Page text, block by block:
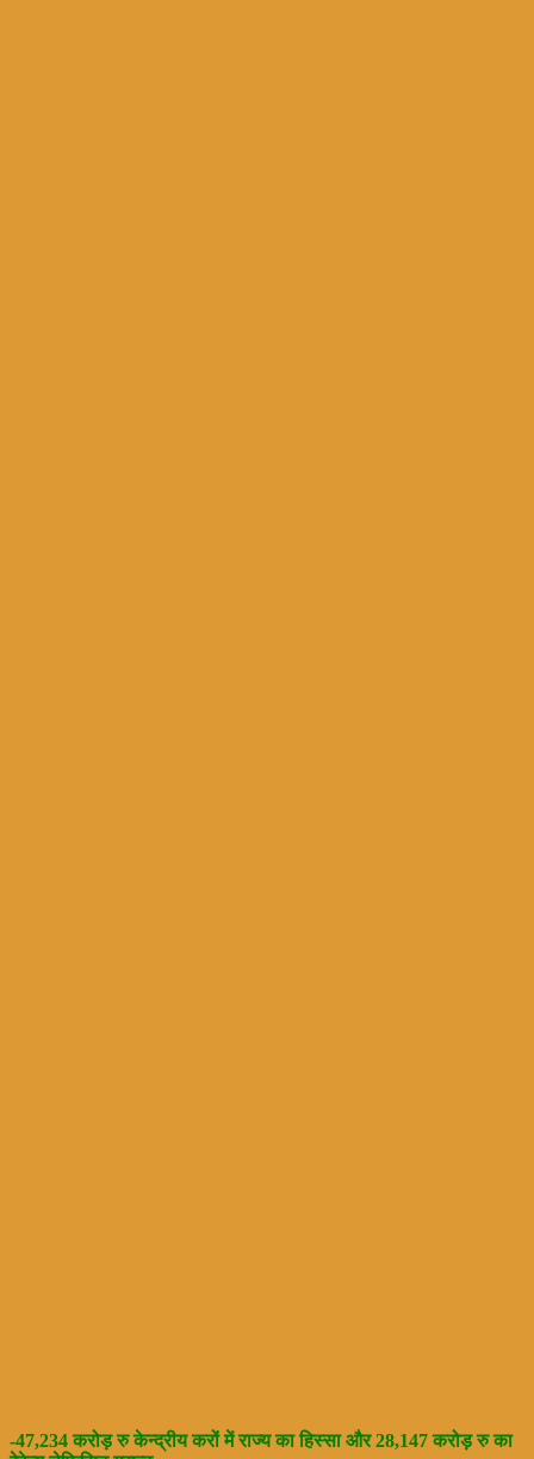
-47,234 करोड़ रु केन्द्रीय करों में राज्य का हिस्सा और 28,147 करोड़ रु का